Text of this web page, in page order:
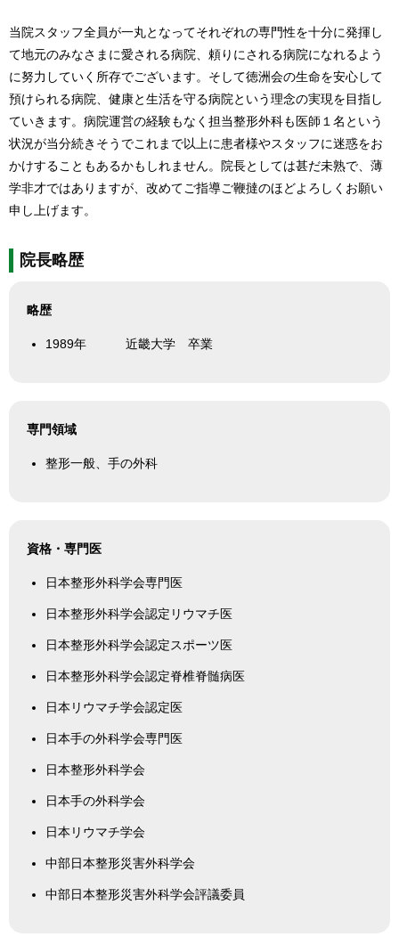
当院スタッフ全員が一丸となってそれぞれの専門性を十分に発揮し
て地元のみなさまに愛される病院、頼りにされる病院になれるよう
に努力していく所存でございます。そして徳洲会の生命を安心して
預けられる病院、健康と生活を守る病院という理念の実現を目指し
ていきます。病院運営の経験もなく担当整形外科も医師１名という
状況が当分続きそうでこれまで以上に患者様やスタッフに迷惑をお
かけすることもあるかもしれません。院長としては甚だ未熟で、薄
学非才ではありますが、改めてご指導ご鞭撻のほどよろしくお願い
申し上げます。
院長略歴
略歴
1989年 近畿大学 卒業
専門領域
整形一般、手の外科
資格・専門医
日本整形外科学会専門医
日本整形外科学会認定リウマチ医
日本整形外科学会認定スポーツ医
日本整形外科学会認定脊椎脊髄病医
日本リウマチ学会認定医
日本手の外科学会専門医
日本整形外科学会
日本手の外科学会
日本リウマチ学会
中部日本整形災害外科学会
中部日本整形災害外科学会評議委員